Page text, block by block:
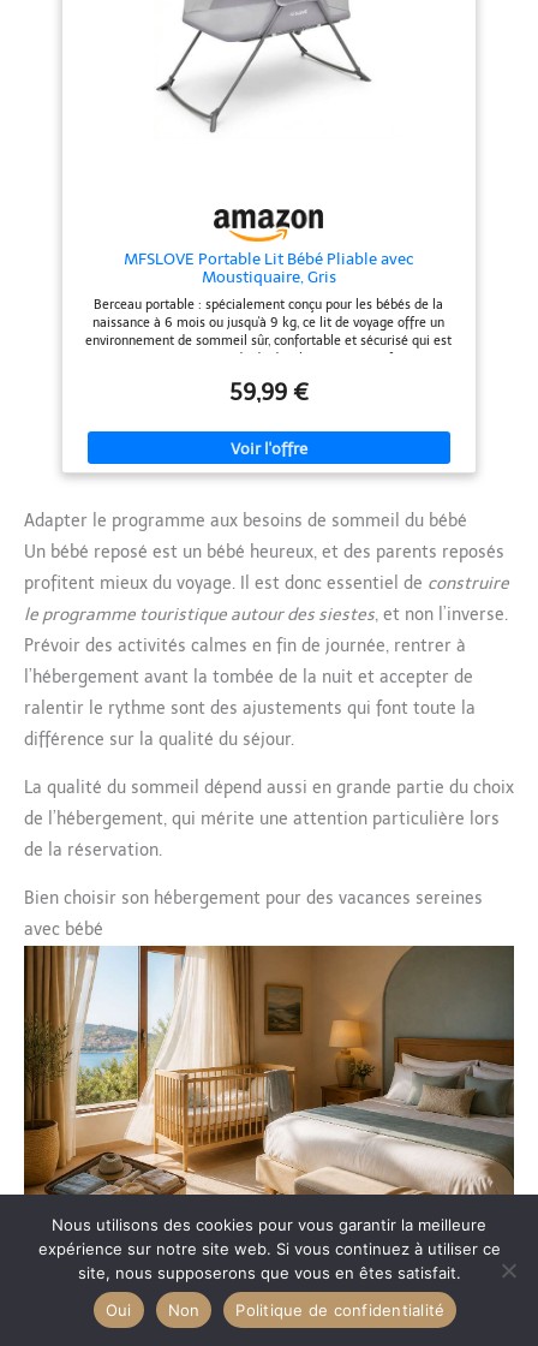
plier et déplier, le lit parapluie
bébé avec matelas léger peut
être transporté partout où vous
allez grâce à sa taille compacte
plié (W70 x H74.5 cm)
BEBECONFORT - SMALL
MOMENTS, BIG SMILES :
Bebeconfort propose une large
plie et se déplie en un clin d'œil.
Son design pliable et peu
encombrant facilite le
rangement et permet de le
glisser dans le coffre pendant
voyage bébé Sweet Dreams est
optimale, garantissant la
sécurité de votre enfant lorsqu’il
joue ou se repose
MFSLOVE Portable Lit Bébé Pliable avec
Moustiquaire, Gris
Berceau portable : spécialement conçu pour les bébés de la
naissance à 6 mois ou jusqu'à 9 kg, ce lit de voyage offre un
environnement de sommeil sûr, confortable et sécurisé qui est
bascule, vous permettant de choisir entre un positionnement
votre bébé Matelas ferme pour bébé : répond aux normes de
sécurité avec une surface sans affaissement et sans risque
d'étouffement. La housse du matelas est amovible pour un
insectes à l'intérieur ou à l'extérieur tout en maintenant la
offrent une ventilation et une visibilité optimales tout en
gardant votre bébé confortable et sécurisé Ensemble complet :
livré avec un matelas ajusté avec housse incluse, fournissant
tout le nécessaire pour une utilisation immédiate Solution
portable : le design pliable en forme de riffle le rend adapté
pour les voyages ou le rangement peu encombrant lorsque vous
ne vous en servez pas Utilisation polyvalente : convient pour une
utilisation en intérieur ou en extérieur et constitue un cadeau
apprécié pour les nouveau-nés
59,99 €
Adapter le programme aux besoins de sommeil du bébé
Un bébé reposé est un bébé heureux, et des parents reposés
profitent mieux du voyage. Il est donc essentiel de construire
le programme touristique autour des siestes, et non l’inverse.
Prévoir des activités calmes en fin de journée, rentrer à
l’hébergement avant la tombée de la nuit et accepter de
ralentir le rythme sont des ajustements qui font toute la
différence sur la qualité du séjour.
La qualité du sommeil dépend aussi en grande partie du choix
de l’hébergement, qui mérite une attention particulière lors
de la réservation.
Bien choisir son hébergement pour des vacances sereines
avec bébé
Les critères de sélection prioritaires
Nous utilisons des cookies pour vous garantir la meilleure
expérience sur notre site web. Si vous continuez à utiliser ce
site, nous supposerons que vous en êtes satisfait.
Oui
Non Politique de confidentialité